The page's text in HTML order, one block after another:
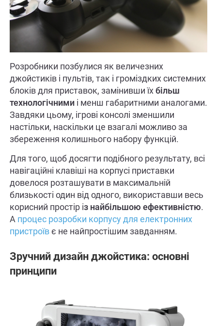
Розробники позбулися як величезних
джойстиків і пультів, так і громіздких системних
блоків для приставок, замінивши їхбільш
технологічними і менш габаритними аналогами.
Завдяки цьому, ігрові консолі зменшили
настільки, наскільки це взагалі можливо за
збереження колишнього набору функцій.
Для того, щоб досягти подібного результату, всі
навігаційні клавіші на корпусі приставки
довелося розташувати в максимальній
близькості один від одного, використавши весь
корисний простір із найбільшою ефективністю.
А процес розробки корпусу для електронних
пристроїв є не найпростішим завданням.
Зручний дизайн джойстика: основні
принципи